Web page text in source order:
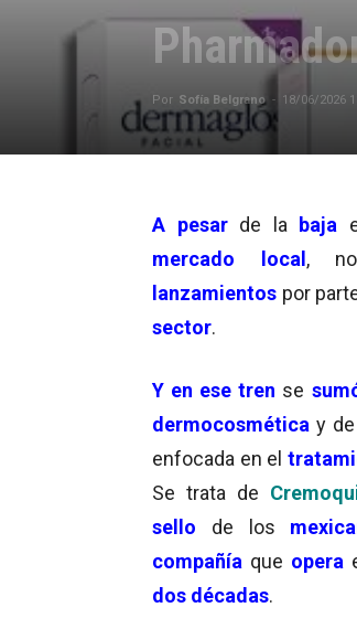
Por Sofía Belgrano - 18/06/2026
A pesarde la baja
mercado local,
lanzamientos por
sector.
Y en ese tren se
dermocosmética y de
enfocada en el
Se trata de
sello
de los
compañía que opera
dos décadas.